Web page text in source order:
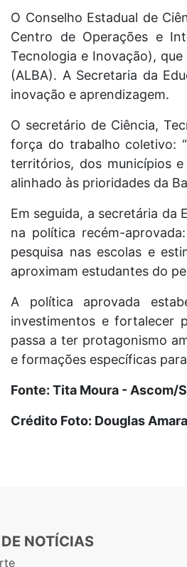
O Conselho Estadual de
Centro de Operações e
Tecnologia e Inovação),
(ALBA). A Secretaria da
inovação e aprendizagem.
O secretário de Ciência,
força do trabalho coletivo:
territórios, dos municípios
alinhado às prioridades da
Em seguida, a secretária da
na política recém-
pesquisa nas escolas e
aproximam estudantes do
A política aprovada
investimentos e fortalecer
passa a ter protagonismo
e formações específicas
Fonte: Tita Moura - Ascom/
Crédito Foto: Douglas
NOTÍCIAS